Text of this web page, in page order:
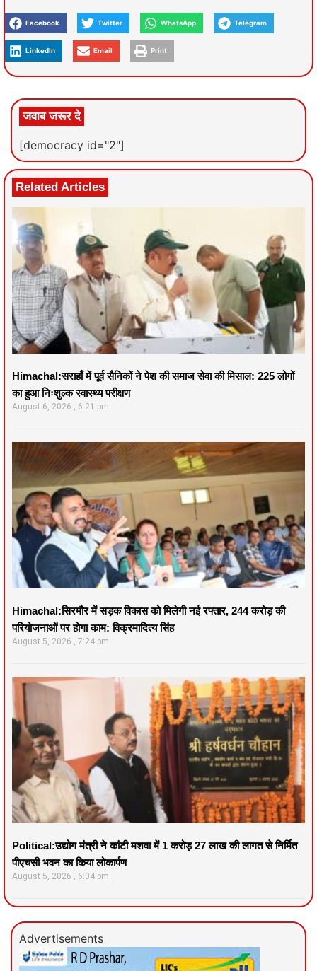
Facebook Twitter WhatsApp Telegram
LinkedIn Email Print
जवाब जरूर दे
[democracy id="2"]
Related Articles
Himachal:सराहाँ में पूर्व सैनिकों ने पेश की समाज सेवा की मिसाल: 225 लोगों
का हुआ निःशुल्क स्वास्थ्य परीक्षण
August 6, 2026 6:21 pm
Himachal:सिरमौर में सड़क विकास को मिलेगी नई रफ्तार, 244 करोड़ की
परियोजनाओं पर होगा काम: विक्रमादित्य सिंह
August 5, 2026 7:24 pm
Political:उद्योग मंत्री ने कांटी मशवा में 1 करोड़ 27 लाख की लागत से निर्मित
पीएचसी भवन का किया लोकार्पण
August 5, 2026 6:04 pm
Advertisements